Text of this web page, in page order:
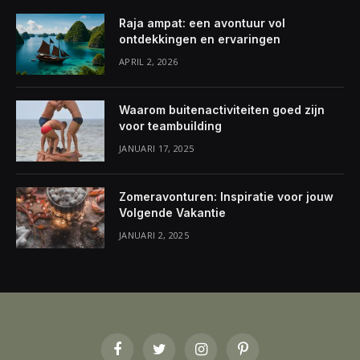
Raja ampat: een avontuur vol
ontdekkingen en ervaringen
APRIL 2, 2026
Waarom buitenactiviteiten goed zijn
voor teambuilding
JANUARI 17, 2025
Zomeravonturen: Inspiratie voor jouw
Volgende Vakantie
JANUARI 2, 2025
FacebookTwitter InstagramPinterest